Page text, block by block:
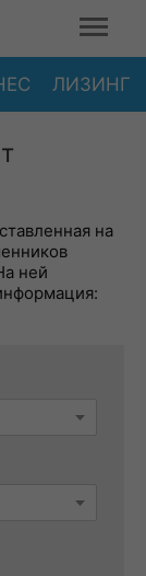
ЛИЗИНГ
на
ней